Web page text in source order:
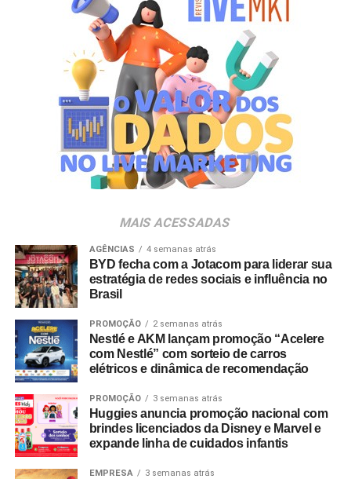
MAIS ACESSADAS
AGÊNCIAS 4 semanas atrás
BYD fecha com a Jotacom para liderar sua
estratégia de redes sociais e influência no
Brasil
PROMOÇÃO 2 semanas atrás
Nestlé e AKM lançam promoção “Acelere
com Nestlé” com sorteio de carros
elétricos e dinâmica de recomendação
PROMOÇÃO 3 semanas atrás
Huggies anuncia promoção nacional com
brindes licenciados da Disney e Marvel e
expande linha de cuidados infantis
EMPRESA 3 semanas atrás